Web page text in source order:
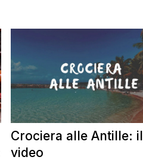
Crociera alle Antille: il
video